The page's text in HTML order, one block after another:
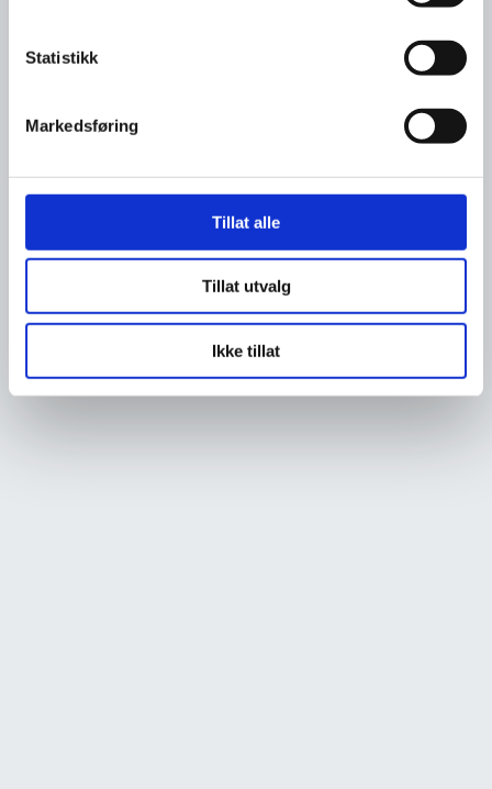
Statistikk
Markedsføring
Tillat alle
Tillat utvalg
Ikke tillat